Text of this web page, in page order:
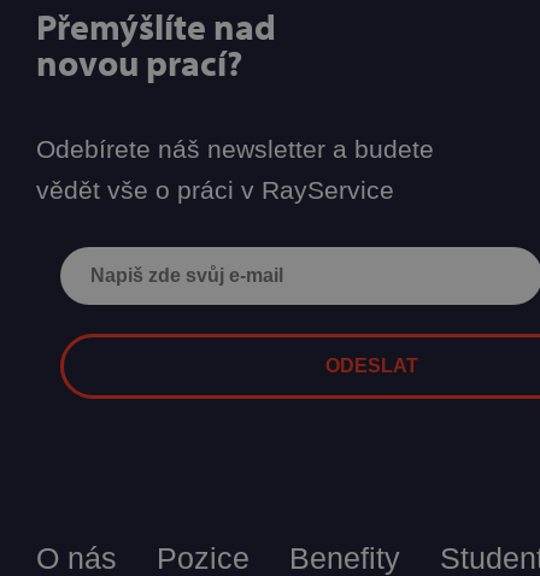
Přemýšlíte nad
novou prací?
Odebírete náš newsletter a budete
vědět vše o práci v RayService
O nás Pozice Benefity